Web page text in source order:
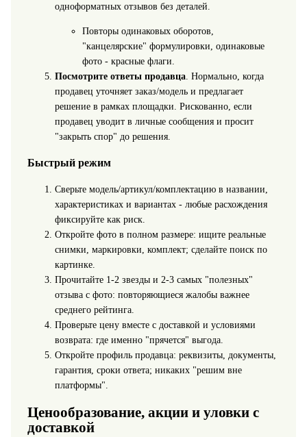
одноформатных отзывов без деталей.
Повторы одинаковых оборотов,
"канцелярские" формулировки, одинаковые
фото - красные флаги.
Посмотрите ответы продавца. Нормально, когда
продавец уточняет заказ/модель и предлагает
решение в рамках площадки. Рискованно, если
продавец уводит в личные сообщения и просит
"закрыть спор" до решения.
Быстрый режим
Сверьте модель/артикул/комплектацию в названии,
характеристиках и вариантах - любые расхождения
фиксируйте как риск.
Откройте фото в полном размере: ищите реальные
снимки, маркировки, комплект; сделайте поиск по
картинке.
Прочитайте 1-2 звезды и 2-3 самых "полезных"
отзыва с фото: повторяющиеся жалобы важнее
среднего рейтинга.
Проверьте цену вместе с доставкой и условиями
возврата: где именно "прячется" выгода.
Откройте профиль продавца: реквизиты, документы,
гарантия, сроки ответа; никаких "решим вне
платформы".
Ценообразование, акции и уловки с
доставкой